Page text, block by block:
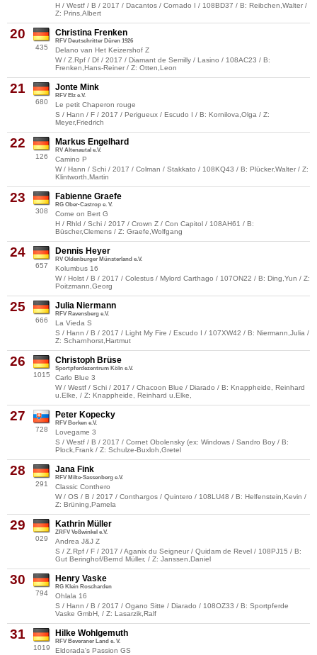
H / Westf / B / 2017 / Dacantos / Cornado I / 108BD37 / B: Reibchen,Walter /
Z: Prins,Albert
20
435
Christina Frenken
RFV Deutschritter Düren 1926
Delano van Het Keizershof Z
W / Z.Rpf / Df / 2017 / Diamant de Semilly / Lasino / 108AC23 / B:
Frenken,Hans-Reiner / Z: Otten,Leon
21
680
Jonte Mink
RFV Elz e.V.
Le petit Chaperon rouge
S / Hann / F / 2017 / Perigueux / Escudo I / B: Kornilova,Olga / Z:
Meyer,Friedrich
22
126
Markus Engelhard
RV Altenautal e.V.
Camino P
W / Hann / Schi / 2017 / Colman / Stakkato / 108KQ43 / B: Plücker,Walter / Z:
Klintworth,Martin
23
308
Fabienne Graefe
RG Ober-Castrop e. V.
Come on Bert G
H / Rhld / Schi / 2017 / Crown Z / Con Capitol / 108AH61 / B:
Büscher,Clemens / Z: Graefe,Wolfgang
24
657
Dennis Heyer
RV Oldenburger Münsterland e.V.
Kolumbus 16
W / Holst / B / 2017 / Colestus / Mylord Carthago / 107ON22 / B: Ding,Yun / Z:
Poitzmann,Georg
25
666
Julia Niermann
RFV Ravensberg e.V.
La Vieda S
S / Hann / B / 2017 / Light My Fire / Escudo I / 107XW42 / B: Niermann,Julia /
Z: Scharnhorst,Hartmut
26
1015
Christoph Brüse
Sportpferdezentrum Köln e.V.
Carlo Blue 3
W / Westf / Schi / 2017 / Chacoon Blue / Diarado / B: Knappheide, Reinhard
u.Elke, / Z: Knappheide, Reinhard u.Elke,
27
728
Peter Kopecky
RFV Borken e.V.
Lovegame 3
S / Westf / B / 2017 / Cornet Obolensky (ex: Windows / Sandro Boy / B:
Plock,Frank / Z: Schulze-Buxloh,Gretel
28
291
Jana Fink
RFV Milte-Sassenberg e.V.
Classic Conthero
W / OS / B / 2017 / Conthargos / Quintero / 108LU48 / B: Helfenstein,Kevin /
Z: Brüning,Pamela
29
029
Kathrin Müller
ZRFV Voßwinkel e.V.
Andrea J&J Z
S / Z.Rpf / F / 2017 / Aganix du Seigneur / Quidam de Revel / 108PJ15 / B:
Gut Beringhof/Bernd Müller, / Z: Janssen,Daniel
30
794
Henry Vaske
RG Klein Roscharden
Ohlala 16
S / Hann / B / 2017 / Ogano Sitte / Diarado / 108OZ33 / B: Sportpferde
Vaske GmbH, / Z: Lasarzik,Ralf
31
1019
Hilke Wohlgemuth
RFV Beveraner Land e. V.
Eldorada's Passion GS